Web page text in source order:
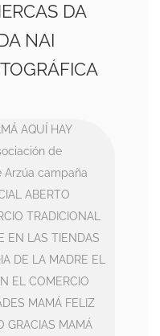
DA
NAI
AQUÍ HAY
de
Arzúa campaña
ABERTO
TRADICIONAL
EN LAS TIENDAS
DE LA MADRE EL
EL COMERCIO
MAMÁ FELIZ
GRACIAS MAMÁ